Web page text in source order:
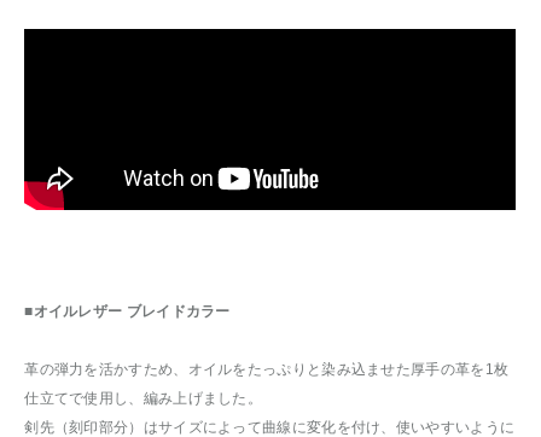
■オイルレザー ブレイドカラー
革の弾力を活かすため、オイルをたっぷりと染み込ませた厚手の革を1枚
仕立てで使用し、編み上げました。
剣先（刻印部分）はサイズによって曲線に変化を付け、使いやすいように